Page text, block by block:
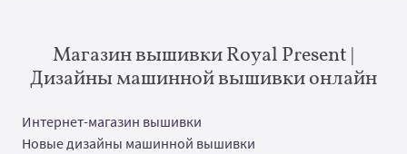
Магазин вышивки Royal Present |
Дизайны машинной вышивки онлайн
Интернет-магазин вышивки
Новые дизайны машинной вышивки